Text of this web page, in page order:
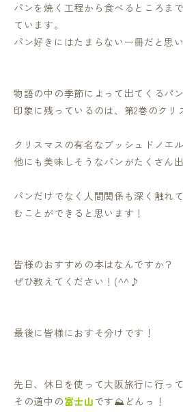
パンを焼く工程から食べるところま
ています。
パン好きにはたまらない一冊だと思
物語の中の季節によって出てくるパ
印象に残っているのは、第2巻のクリ
クリスマスの有名なブッシュドノエ
他にも美味しそうなパンがたくさん
パンだけでなく人間関係も深く触れ
むことができると思います！
皆様のおすすめの本はなんですか？
ぜひ教えてください！(^^♪
最後に皆様におすそ分けです！
先日、休日を使って大阪旅行に行っ
その道中の富士山 です⛰どんっ！